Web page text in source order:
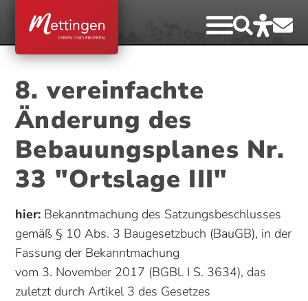
8. vereinfachte
Änderung des
Bebauungsplanes Nr.
33 "Ortslage III"
hier: Bekanntmachung des Satzungsbeschlusses
gemäß § 10 Abs. 3 Baugesetzbuch (BauGB), in der
Fassung der Bekanntmachung
vom 3. November 2017 (BGBl. I S. 3634), das
zuletzt durch Artikel 3 des Gesetzes